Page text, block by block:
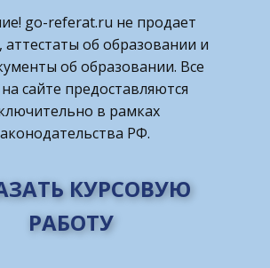
​go-referat.ru не продает
об образовании и
об образовании. Все
на сайте предоставляются
в рамках
РФ.
КУРСОВУЮ
РАБОТУ